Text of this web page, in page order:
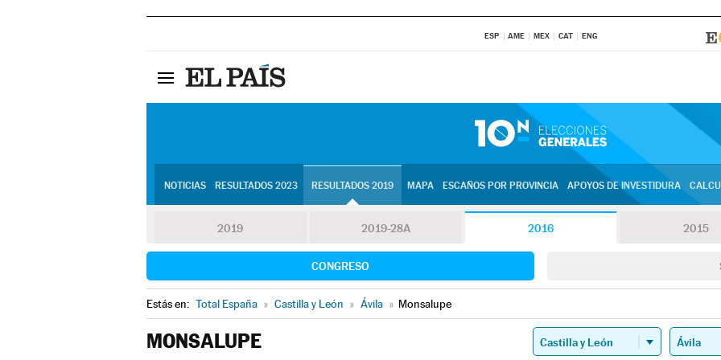
ESP AME MEX CAT ENG
NOTICIAS RESULTADOS 2023 RESULTADOS 2019 MAPA ESCAÑOS POR PROVINCIA APOYOS DE INVESTIDURA
2019 2019-28A 2016 2015
CONGRESO
Estás en: Total España » Castilla y León » Ávila » Monsalupe
MONSALUPE